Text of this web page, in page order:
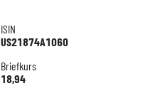
ISIN
US21874A1060
Briefkurs
18,94